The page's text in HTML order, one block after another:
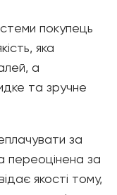
покупець
яка
а
та зручне
за
переоцінена за
якості тому,